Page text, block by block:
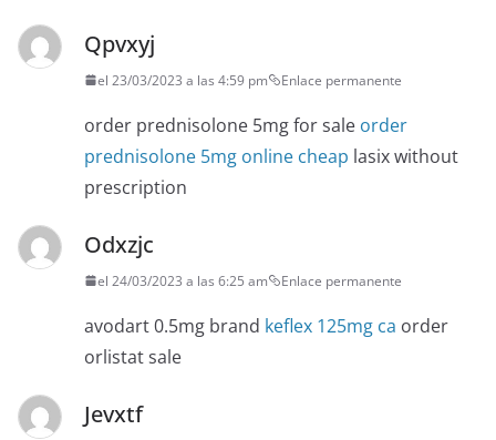
Qpvxyj
el 23/03/2023 a las 4:59 pm Enlace permanente
order prednisolone 5mg for sale order
prednisolone 5mg online cheap lasix without
prescription
Odxzjc
el 24/03/2023 a las 6:25 am Enlace permanente
avodart 0.5mg brand keflex 125mg ca order
orlistat sale
Jevxtf